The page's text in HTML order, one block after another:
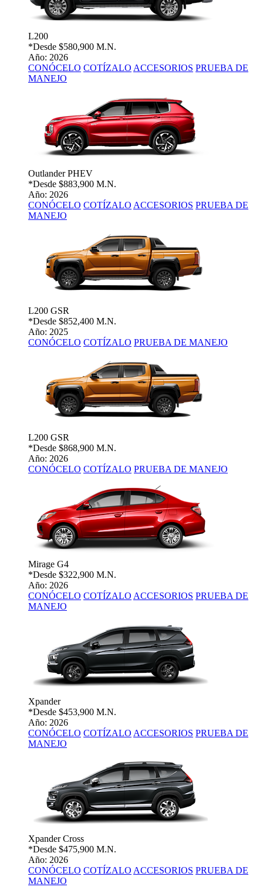
L200
*Desde $580,900 M.N.
Año: 2026
CONÓCELO COTÍZALO ACCESORIOS PRUEBA DE
MANEJO
Outlander PHEV
*Desde $883,900 M.N.
Año: 2026
CONÓCELO COTÍZALO ACCESORIOS PRUEBA DE
MANEJO
L200 GSR
*Desde $852,400 M.N.
Año: 2025
CONÓCELO COTÍZALO PRUEBA DE MANEJO
L200 GSR
*Desde $868,900 M.N.
Año: 2026
CONÓCELO COTÍZALO PRUEBA DE MANEJO
Mirage G4
*Desde $322,900 M.N.
Año: 2026
CONÓCELO COTÍZALO ACCESORIOS PRUEBA DE
MANEJO
Xpander
*Desde $453,900 M.N.
Año: 2026
CONÓCELO COTÍZALO ACCESORIOS PRUEBA DE
MANEJO
Xpander Cross
*Desde $475,900 M.N.
Año: 2026
CONÓCELO COTÍZALO ACCESORIOS PRUEBA DE
MANEJO